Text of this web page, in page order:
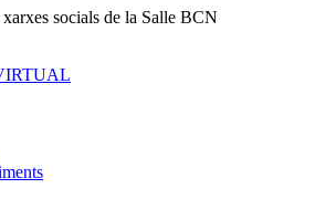
xarxes socials de la Salle BCN